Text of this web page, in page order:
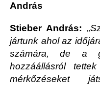
András
Stieber András:
jártunk ahol az
számára, de a
hozzáállásról
mérkőzéseket